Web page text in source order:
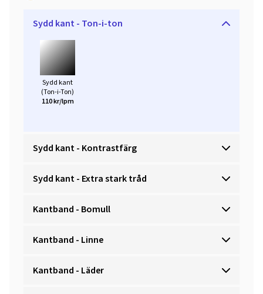
Sydd kant - Ton-i-ton
Sydd kant
(Ton-i-Ton)
110 kr/lpm
Sydd kant - Kontrastfärg
Sydd kant - Extra stark tråd
Kantband - Bomull
Kantband - Linne
Kantband - Läder